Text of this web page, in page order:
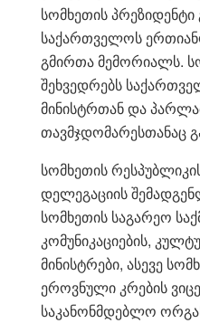
სომხეთის პრეზიდენტი
საქართველოს
გმირთა მემორიალს.
შეხვედრებს
მინისტრთან და
თავმჯდომარესთანაც
სომხეთის
დელეგაციის
სომხეთის საგარეო
კომუნიკაციების,
მინისტრები, ასევე
ეროვნული კრების
საკანონმდებლო